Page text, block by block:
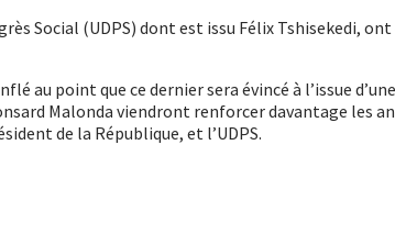
Social (UDPS) dont est issu Félix Tshisekedi, ont
au point que ce dernier sera évincé à l’issue
Malonda viendront renforcer davantage les
de la République, et l’UDPS.